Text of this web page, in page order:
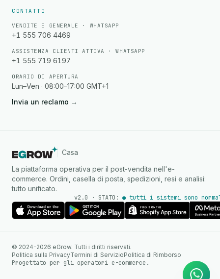
CONTATTO
VENDITE E GENERALE · WHATSAPP
+1 555 706 4469
ASSISTENZA CLIENTI ATTIVA · WHATSAPP
+1 555 719 6197
ORARIO DI APERTURA
Lun–Ven · 08:00–17:00 GMT+1
Invia un reclamo →
Casa
La piattaforma operativa per il post-vendita nell'e-
commerce. Ordini, casella di posta, spedizioni, resi e analisi:
tutto unificato.
v2.0 · STATO: ● tutti i sistemi sono
© 2024-2026 eGrow. Tutti i diritti riservati.
Politica sulla PrivacyTermini di ServizioPolitica di Rimborso
Progettato per gli operatori e-commerce.
WhatsApp